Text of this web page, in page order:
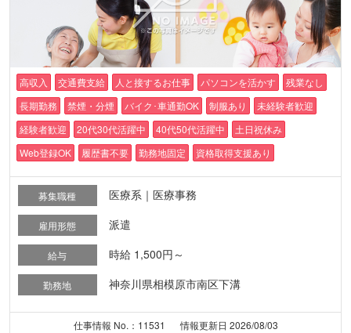
高収入 交通費支給 人と接するお仕事 パソコンを活かす
残業なし
長期勤務
禁煙・分煙 バイク･車通勤OK 制服あり
未経験者歓迎
経験者歓迎
20代30代活躍中 40代50代活躍中
土日祝休み
Web登録OK
履歴書不要 勤務地固定 資格取得支援あり
募集職種 医療系｜医療事務
雇用形態 派遣
給与 時給 1,500円～
勤務地 神奈川県相模原市南区下溝
仕事情報 No.：11531
情報更新日 2026/08/03